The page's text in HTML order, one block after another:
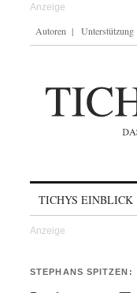
Autoren Unterstützung
TICHYS EINBLICK
STEPHANS SPITZEN: